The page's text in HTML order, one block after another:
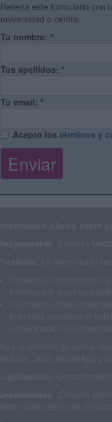
Rellena este formulario con
universidad o centro.
Tu nombre: *
Tus apellidos: *
Tu email: *
Acepto los términos y